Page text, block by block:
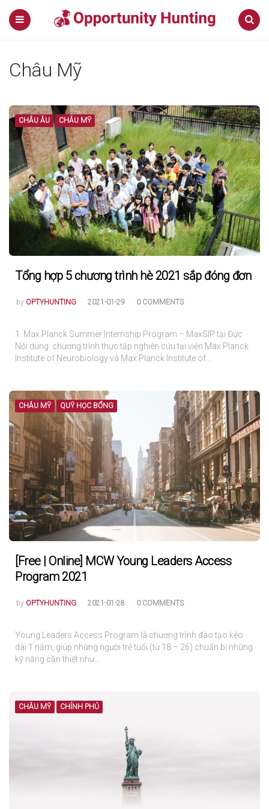
Châu Mỹ
CHÂU ÂU CHÂU MỸ
Tổng hợp 5 chương trình hè 2021 sắp đóng đơn
POSTED
by OPTYHUNTING 2021-01-29 0 COMMENTS
1. Max Planck Summer Internship Program – MaxSIP tại Đức
Nội dung: chương trình thực tập nghiên cứu tại viện Max Planck
Institute of Neurobiology và Max Planck Institute of…
CHÂU MỸ QUỸ HỌC BỔNG
[Free | Online] MCW Young Leaders Access
Program 2021
POSTED
by OPTYHUNTING 2021-01-28 0 COMMENTS
Young Leaders Access Program là chương trình đào tạo kéo
dài 1 năm, giúp những người trẻ tuổi (từ 18 – 26) chuẩn bị những
kỹ năng cần thiết như…
CHÂU MỸ CHÍNH PHỦ